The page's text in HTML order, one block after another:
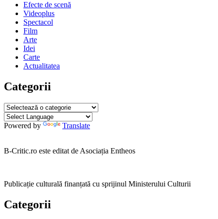
2016
Efecte de scenă
Videoplus
Spectacol
Film
Arte
Idei
Carte
Actualitatea
Categorii
Categorii
Powered by Translate
B-Critic.ro este editat de Asociația Entheos
Publicație culturală finanțată cu sprijinul Ministerului Culturii
Categorii